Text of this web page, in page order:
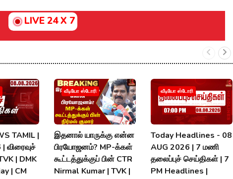
LIVE 24 X 7
TAMIL |
விரைவுச்
| DMK
| CM
வீடியோ ஸ்டோரி
இதனால் யாருக்கு என்ன
பிரயோஜனம்? MP-க்கள்
கூட்டத்துக்குப் பின் CTR
Nirmal Kumar | TVK |
வீடியோ ஸ்டோரி
Today Headlines - 08
AUG 2026 | 7 மணி
தலைப்புச் செய்திகள் | 7
PM Headlines |